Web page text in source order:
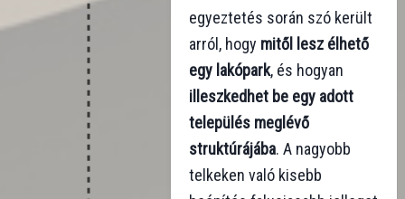
egyeztetés során szó került
arról, hogy mitől lesz élhető
egy lakópark, és hogyan
illeszkedhet be egy adott
település meglévő
struktúrájába. A nagyobb
telkeken való kisebb